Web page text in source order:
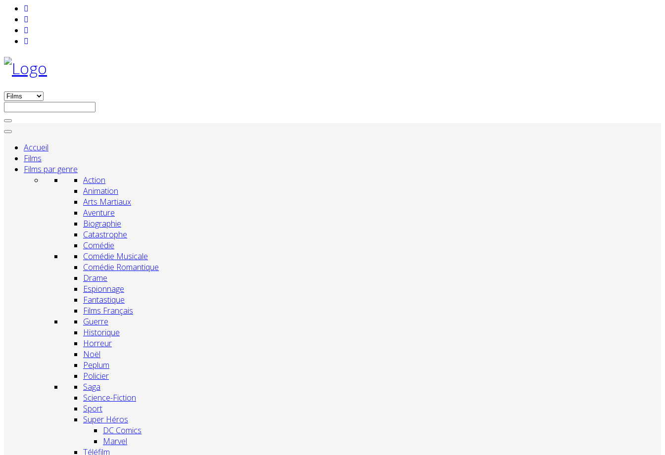
Accueil
Films
Films par genre
Action
Animation
Arts Martiaux
Aventure
Biographie
Catastrophe
Comédie
Comédie Musicale
Comédie Romantique
Drame
Espionnage
Fantastique
Films Français
Guerre
Historique
Horreur
Noël
Peplum
Policier
Saga
Science-Fiction
Sport
Super Héros
DC Comics
Marvel
Téléfilm